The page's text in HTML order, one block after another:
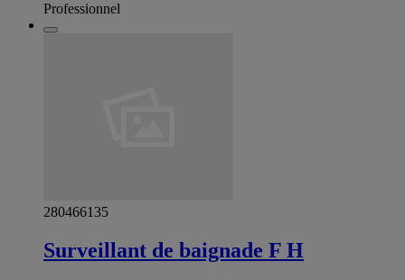
Professionnel
280466135
Surveillant de baignade F H